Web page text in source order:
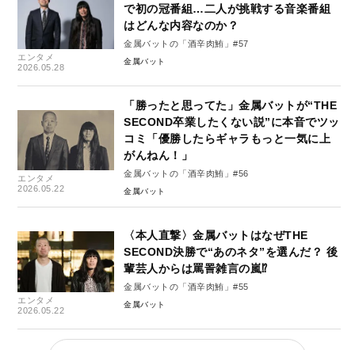
エンタメ
2026.05.28
で初の冠番組…二人が挑戦する音楽番組
はどんな内容なのか？
金属バットの「酒辛肉鮪」#57
金属バット
エンタメ
2026.05.22
「勝ったと思ってた」金属バットが“THE
SECOND卒業したくない説”に本音でツッ
コミ「優勝したらギャラもっと一気に上
がんねん！」
金属バットの「酒辛肉鮪」#56
金属バット
エンタメ
2026.05.22
〈本人直撃〉金属バットはなぜTHE
SECOND決勝で“あのネタ”を選んだ？ 後
輩芸人からは罵詈雑言の嵐⁉
金属バットの「酒辛肉鮪」#55
金属バット